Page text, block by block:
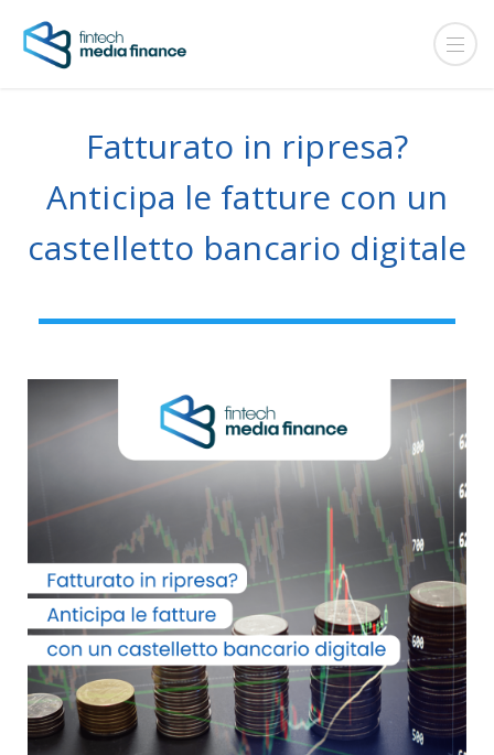
Fatturato in ripresa?
Anticipa le fatture con un
castelletto bancario digitale